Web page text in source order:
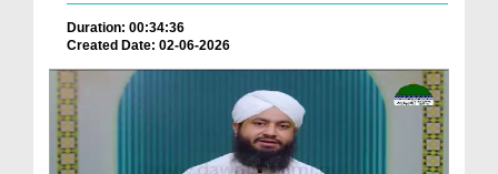
Duration: 00:34:36
Created Date: 02-06-2026